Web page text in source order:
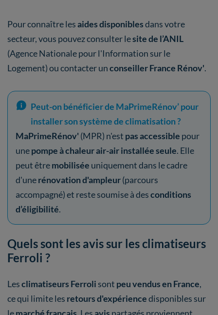
Pour connaître lesaides disponiblesdans votre
secteur, vous pouvez consulter lesite de l’ANIL
(Agence Nationale pour l'Information sur le
Logement) ou contacter unconseiller France Rénov'.
Peut-on bénéficier de MaPrimeRénov’ pour
installer son système de climatisation ?
MaPrimeRénov' (MPR) n'est pas accessible pour
unepompe à chaleur air-air installée seule. Elle
peut êtremobilisée uniquement dans le cadre
d'unerénovation d'ampleur(parcours
accompagné) et reste soumise à desconditions
d’éligibilité.
Quels sont les avis sur les climatiseurs
Ferroli ?
Lesclimatiseurs Ferroli sont peu vendus en France,
ce qui limite les retours d'expériencedisponibles sur